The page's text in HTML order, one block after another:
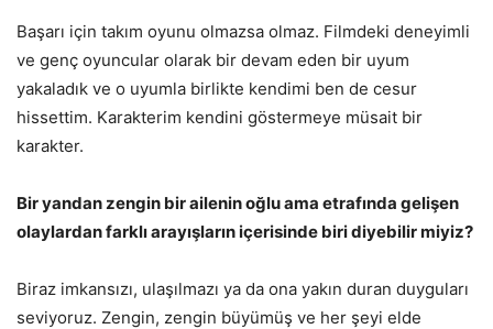
Başarı için takım oyunu olmazsa olmaz. Filmdeki deneyimli
ve genç oyuncular olarak bir devam eden bir uyum
yakaladık ve o uyumla birlikte kendimi ben de cesur
hissettim. Karakterim kendini göstermeye müsait bir
karakter.
Bir yandan zengin bir ailenin oğlu ama etrafında gelişen
olaylardan farklı arayışların içerisinde biri diyebilir miyiz?
Biraz imkansızı, ulaşılmazı ya da ona yakın duran duyguları
seviyoruz. Zengin, zengin büyümüş ve her şeyi elde